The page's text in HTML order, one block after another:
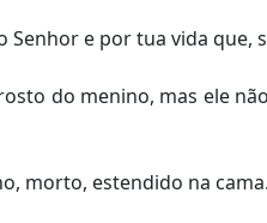
e por tua vida que,
do menino, mas ele
morto, estendido na cama.